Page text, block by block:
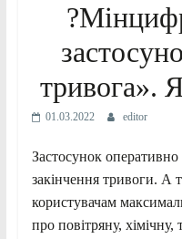
тривога».
01.03.2022 editor
Застосунок
закінчення тривоги. А
користувачам
про повітряну,